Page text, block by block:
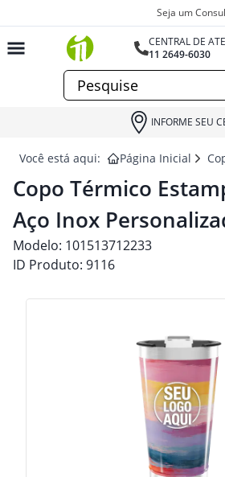
Seja um
CENTRAL DE
11 2649-6030
INFORME SEU
Você está aqui: Página Inicial
Copo Térmico
Aço Inox
Modelo: 101513712233
ID Produto: 9116